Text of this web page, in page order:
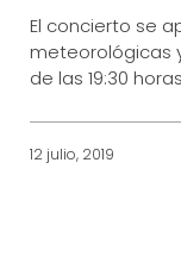
El concierto se
meteorológicas
de las 19:30 horas
12 julio, 2019